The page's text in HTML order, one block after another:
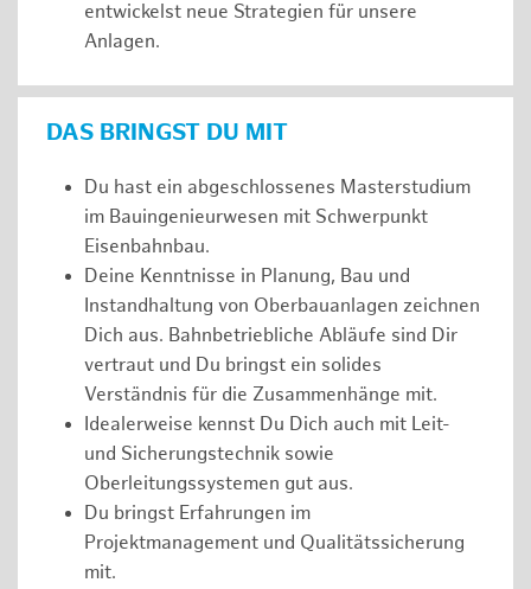
entwickelst neue Strategien für unsere
Anlagen.
DAS BRINGST DU MIT
Du hast ein abgeschlossenes Masterstudium
im Bauingenieurwesen mit Schwerpunkt
Eisenbahnbau.
Deine Kenntnisse in Planung, Bau und
Instandhaltung von Oberbauanlagen zeichnen
Dich aus. Bahnbetriebliche Abläufe sind Dir
vertraut und Du bringst ein solides
Verständnis für die Zusammenhänge mit.
Idealerweise kennst Du Dich auch mit Leit-
und Sicherungstechnik sowie
Oberleitungssystemen gut aus.
Du bringst Erfahrungen im
Projektmanagement und Qualitätssicherung
mit.